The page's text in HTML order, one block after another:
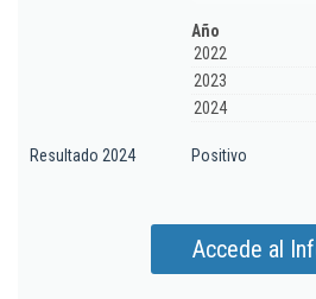
Año
2022
2023
2024
Resultado 2024 Positivo
Accede al